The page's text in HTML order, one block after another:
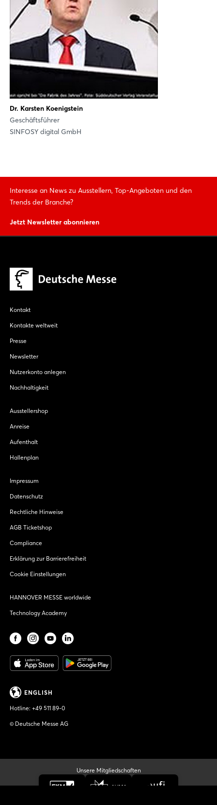
Link kopieren
Dr. Karsten Koenigstein
Geschäftsführer
SINFOSY digital GmbH
Interesse an News zu Ausstellern, Top-Angeboten und den
Trends der Branche?
Jetzt Newsletter abonnieren
Kontakt
Kontakte weltweit
Presse
Newsletter
Nutzerkonto anlegen
Nachhaltigkeit
Ausstellershop
Anreise
Aufenthalt
Hallenplan
Impressum
Datenschutz
Rechtliche Hinweise
AGB Ticketshop
Compliance
Erklärung zur Barrierefreiheit
Cookie Einstellungen
HANNOVER MESSE worldwide
Technology Academy
ENGLISH
Hotline: +49 511 89-0
© Deutsche Messe AG
Unsere Mitgliedschaften
Noch nicht angemeldet?